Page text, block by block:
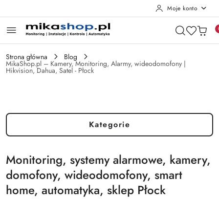
Moje konto
Strona główna Blog
MikaShop.pl – Kamery, Monitoring, Alarmy, wideodomofony |
Hikvision, Dahua, Satel - Płock
Kategorie
Monitoring, systemy alarmowe, kamery,
domofony, wideodomofony, smart
home, automatyka, sklep Płock